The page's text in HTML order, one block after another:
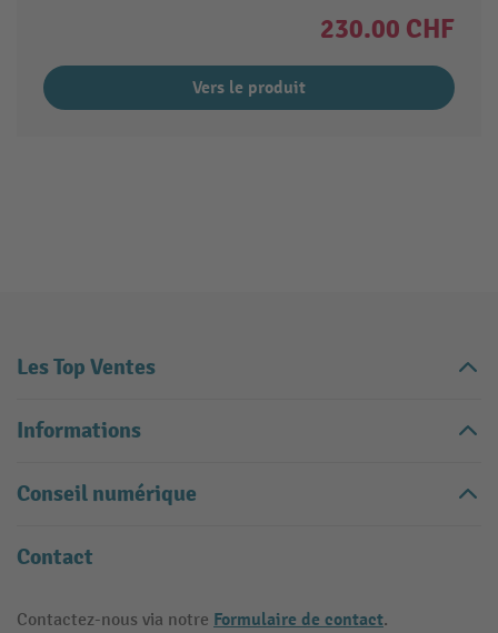
230.00 CHF
Vers le produit
Les Top Ventes
Informations
Conseil numérique
Contact
Contactez-nous via notre Formulaire de contact.